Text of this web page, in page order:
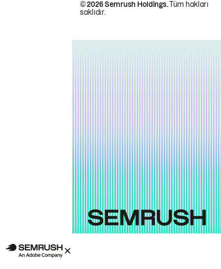
© 2026 Semrush Holdings.Tüm hakları
saklıdır.